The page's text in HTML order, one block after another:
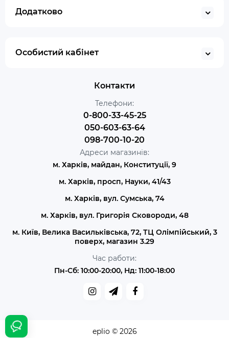
Додатково
Особистий кабінет
Контакти
Телефони:
0-800-33-45-25
050-603-63-64
098-700-10-20
Адреси магазинів:
м. Харків, майдан, Конституції, 9
м. Харків, просп, Науки, 41/43
м. Харків, вул. Сумська, 74
м. Харків, вул. Григорія Сковороди, 48
м. Київ, Велика Васильківська, 72, ТЦ Олімпійський, 3
поверх, магазин 3.29
Час работи:
Пн-Сб: 10:00-20:00, Нд: 11:00-18:00
eplio © 2026